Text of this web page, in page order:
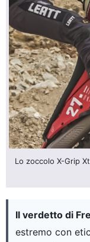
Lo zoccolo X-Grip
Il verdetto di
estremo con